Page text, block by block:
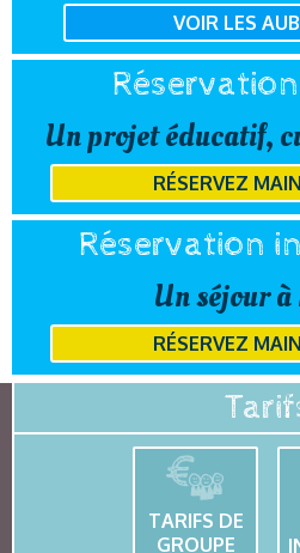
VOIR LES
Un projet éducatif,
RÉSERVEZ
Réservation
Un séjour
RÉSERVEZ
TARIFS DE
GROUPE